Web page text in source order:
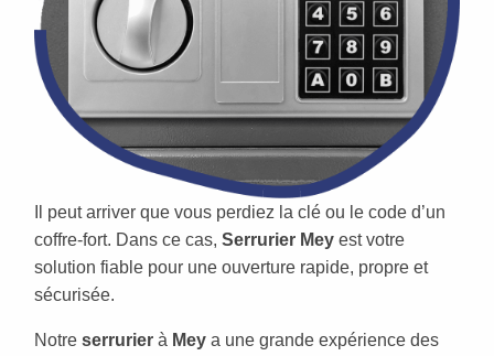
Il peut arriver que vous perdiez la clé ou le code d’un
coffre-fort. Dans ce cas, Serrurier Mey est votre
solution fiable pour une ouverture rapide, propre et
sécurisée.
Notre serrurier à Mey a une grande expérience des